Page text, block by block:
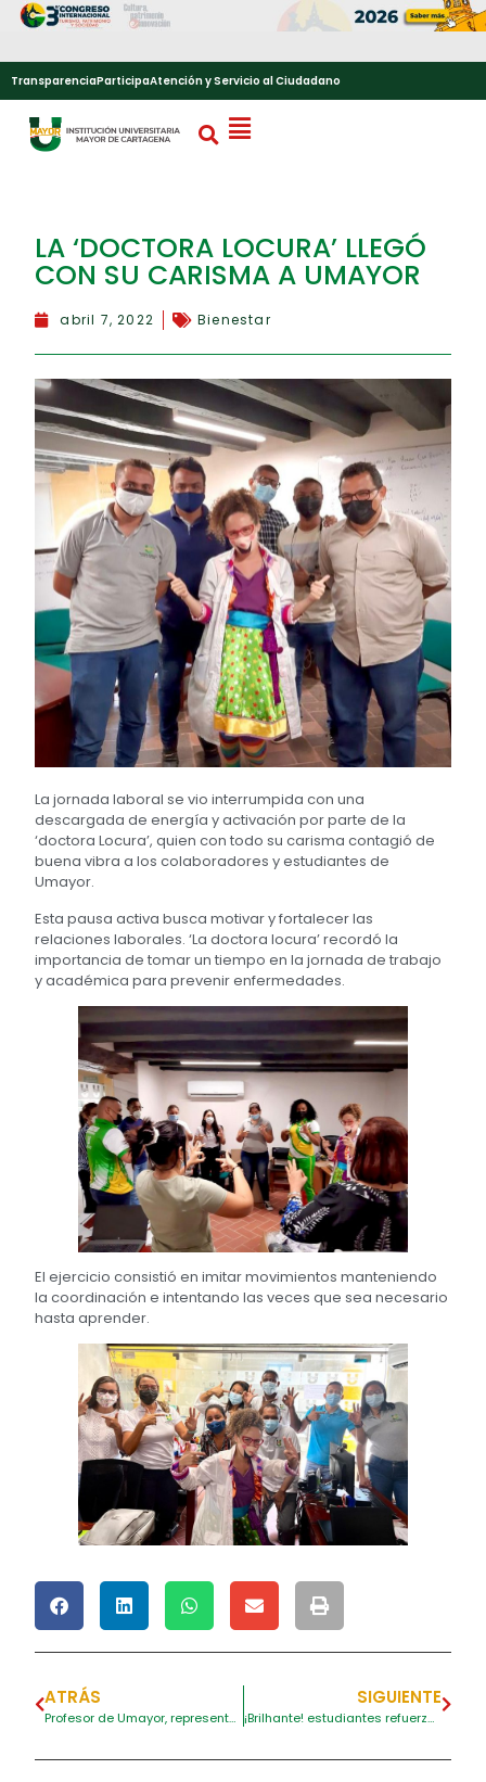
TransparenciaParticipaAtención y Servicio al Ciudadano
LA ‘DOCTORA LOCURA’ LLEGÓ
CON SU CARISMA A UMAYOR
abril 7, 2022 Bienestar
La jornada laboral se vio interrumpida con una
descargada de energía y activación por parte de la
‘doctora Locura’, quien con todo su carisma contagió de
buena vibra a los colaboradores y estudiantes de
Umayor.
Esta pausa activa busca motivar y fortalecer las
relaciones laborales. ‘La doctora locura’ recordó la
importancia de tomar un tiempo en la jornada de trabajo
y académica para prevenir enfermedades.
El ejercicio consistió en imitar movimientos manteniendo
la coordinación e intentando las veces que sea necesario
hasta aprender.
ATRÁS
Profesor de Umayor, representa a Cartagena en exposición artística internacional
SIGUIENTE
¡Brilhante! estudiantes refuerzan aprendizaje del portugués